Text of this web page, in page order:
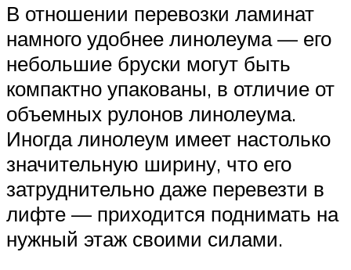
В отношении перевозки ламинат
намного удобнее линолеума — его
небольшие бруски могут быть
компактно упакованы, в отличие от
объемных рулонов линолеума.
Иногда линолеум имеет настолько
значительную ширину, что его
затруднительно даже перевезти в
лифте — приходится поднимать на
нужный этаж своими силами.